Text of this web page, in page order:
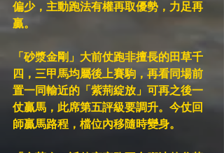
偏少，主動跑法有權再取優勢，力足再
贏。
「砂漿金剛」大前仗跑非擅長的田草千
四，三甲馬均屬後上賽駒，再看同場前
置一同輸近的「紫荊綻放」可再之後一
仗贏馬，此席第五評級要調升。今仗回
師贏馬路程，檔位內移隨時變身。